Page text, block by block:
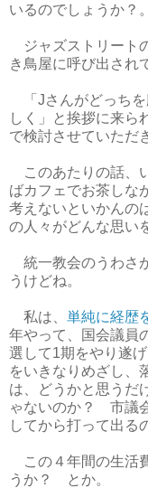
いるのでしょうか？。
ジャズストリート
き鳥屋に呼び出され
「Jさんがどっちを
しく」と挨拶に来
で検討させていただ
このあたりの話、
ばカフェでお茶しな
考えないといかんの
の人々がどんな思い
統一教会のうわさ
うけどね。
私は、 単純に経歴
年やって、国会議員
選して1期をやり遂
をいきなりめざし、
は、どうかと思う
ゃないのか？ 市議
してから打って出る
この４年間の生活
うか？ とか。